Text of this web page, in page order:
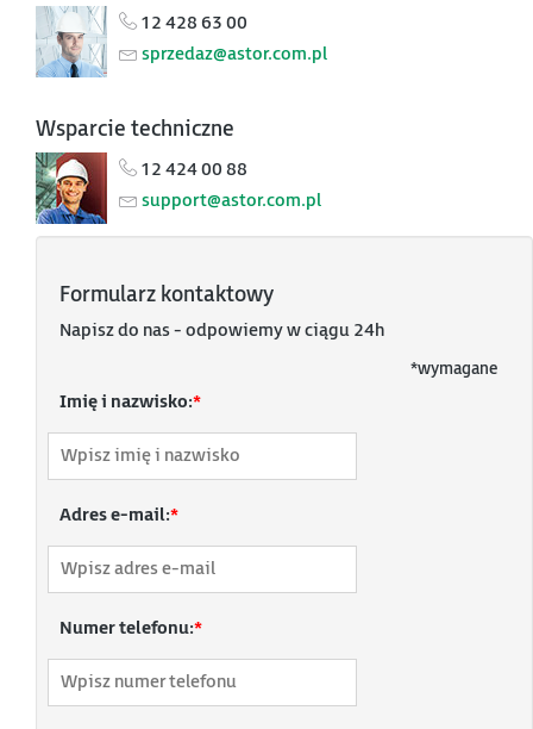
12 428 63 00
sprzedaz@astor.com.pl
Wsparcie techniczne
12 424 00 88
support@astor.com.pl
Formularz kontaktowy
Napisz do nas - odpowiemy w ciągu 24h
*wymagane
Imię i nazwisko:*
Adres e-mail:*
Numer telefonu:*